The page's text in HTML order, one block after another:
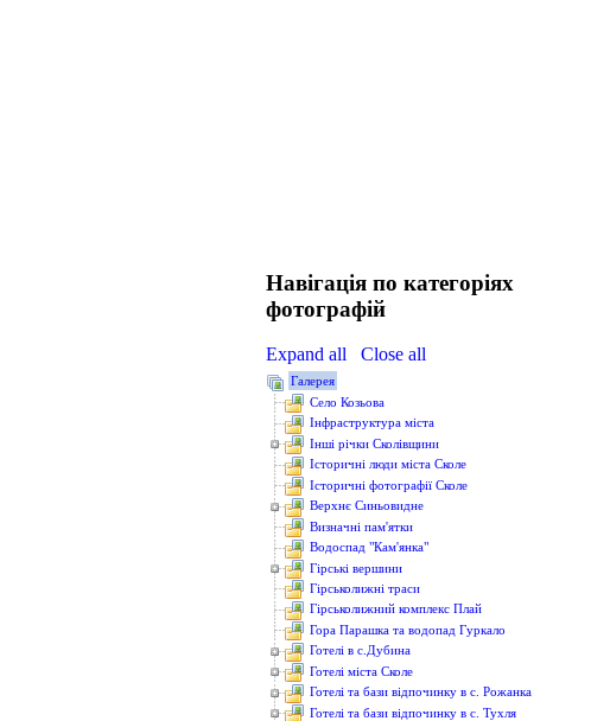
Навігація по категоріях
фотографій
Expand all Close all
Галерея
Cело Козьова
Інфраструктура міста
Інші річки Сколівщини
Історичні люди міста Сколе
Історичні фотографії Сколе
Верхнє Синьовидне
Визначні пам'ятки
Водоcпад "Кам'янка"
Гірські вершини
Гірськолижні траси
Гірськолижний комплекс Плай
Гора Парашка та водопад Гуркало
Готелі в с.Дубина
Готелі міста Сколе
Готелі та бази відпочинку в с. Рожанка
Готелі та бази відпочинку в с. Тухля